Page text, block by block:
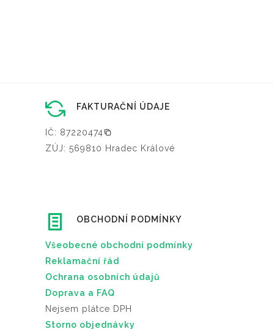
FAKTURAČNÍ ÚDAJE
IČ: 87220474
ZÚJ: 569810 Hradec Králové
OBCHODNÍ PODMÍNKY
Všeobecné obchodní podmínky
Reklamační řád
Ochrana osobních údajů
Doprava a FAQ
Nejsem plátce DPH
Storno objednávky